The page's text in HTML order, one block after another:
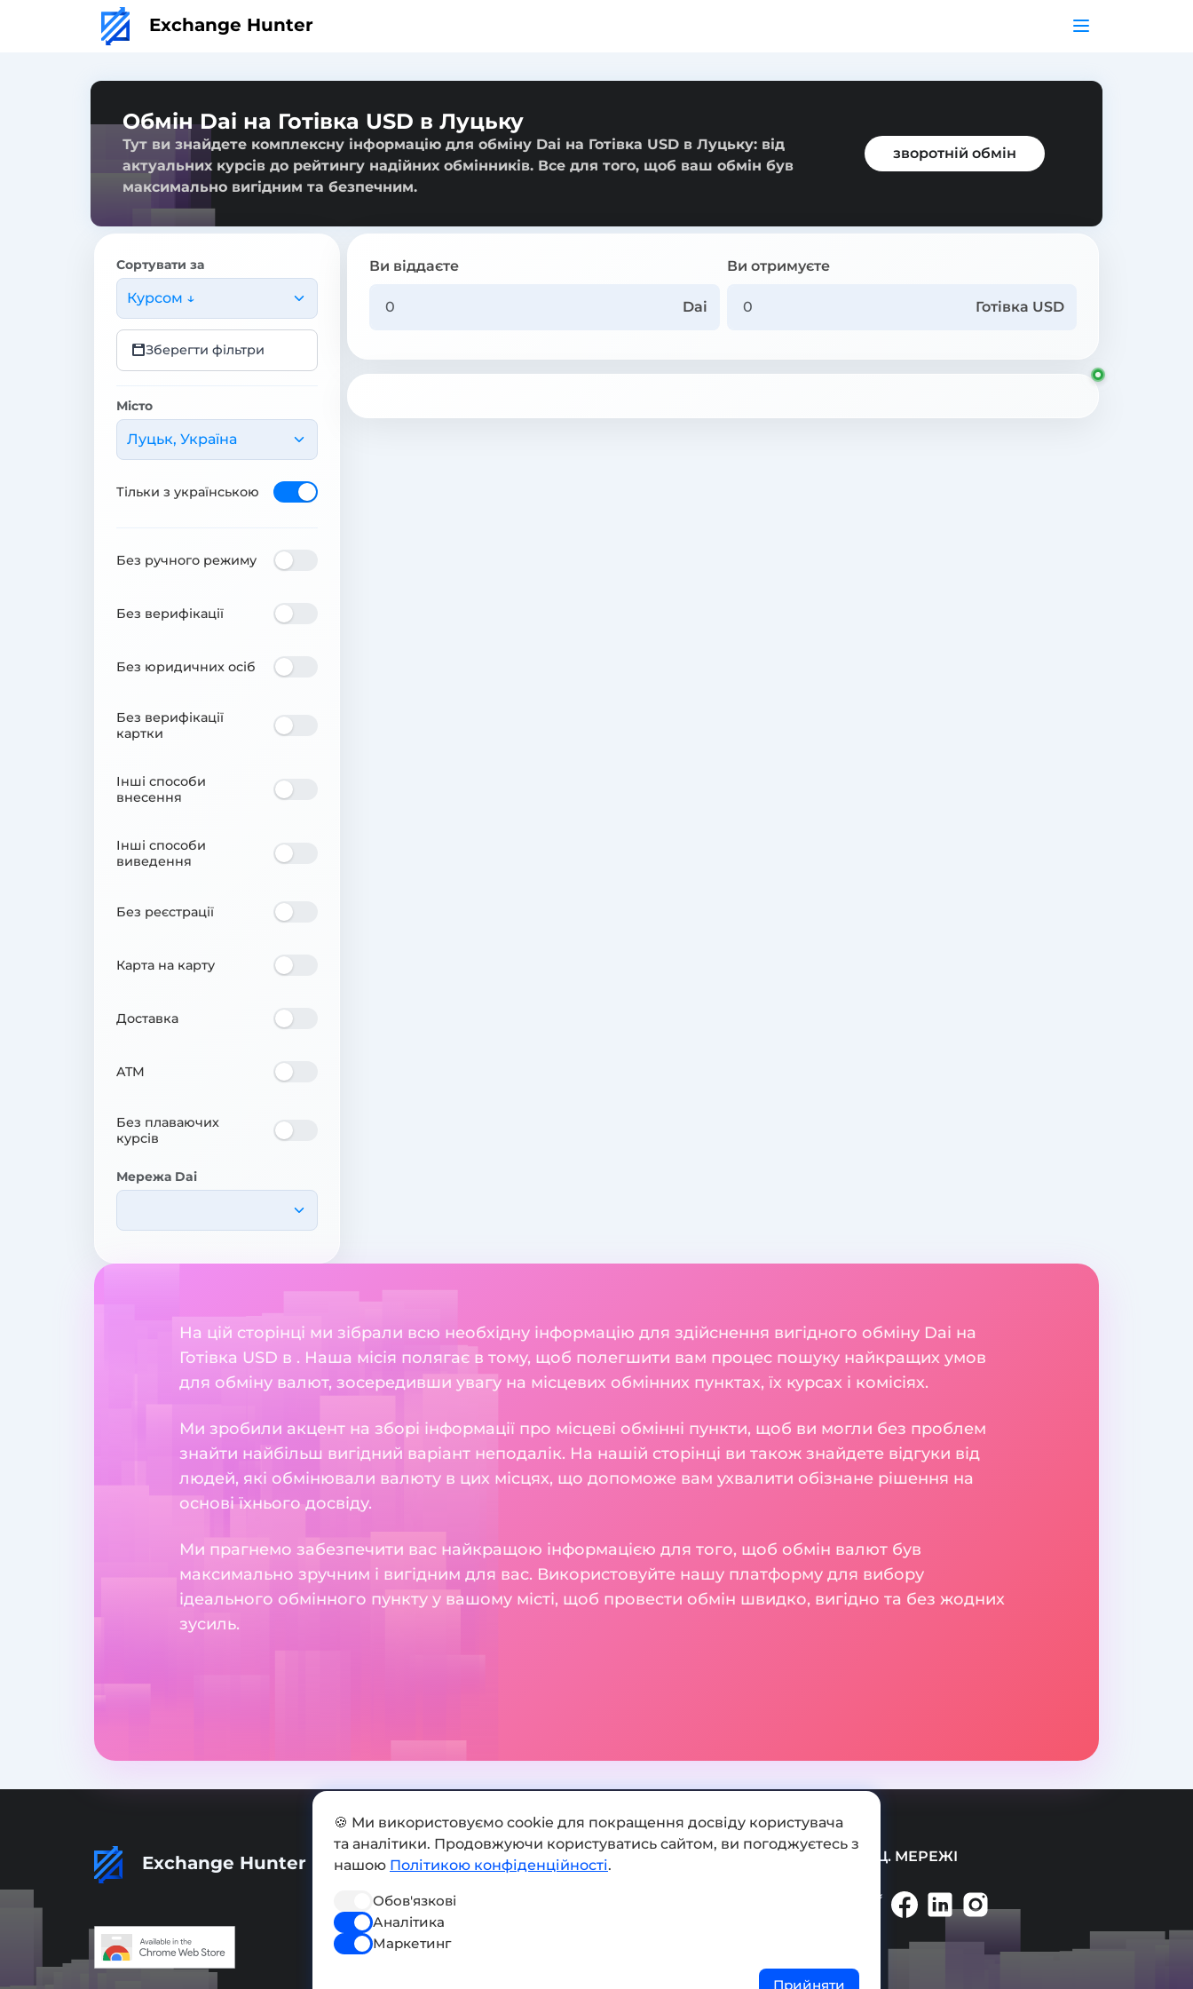
Exchange Hunter
Обмін Dai на Готівка USD в Луцьку
Тут ви знайдете комплексну інформацію для обміну Dai на Готівка USD в Луцьку: від
актуальних курсів до рейтингу надійних обмінників. Все для того, щоб ваш обмін був
максимально вигідним та безпечним.
зворотній обмін
Сортувати за
Курсом ↓
Зберегти фільтри
Місто
Луцьк, Україна
Тільки з українською
Без ручного режиму
Без верифікації
Без юридичних осіб
Без верифікації
картки
Інші способи
внесення
Інші способи
виведення
Без реєстрації
Карта на карту
Доставка
ATM
Без плаваючих
курсів
Мережа Dai
Ви віддаєте
Dai
Ви отримуєте
Готівка USD
На цій сторінці ми зібрали всю необхідну інформацію для здійснення вигідного обміну Dai на
Готівка USD в . Наша місія полягає в тому, щоб полегшити вам процес пошуку найкращих умов
для обміну валют, зосередивши увагу на місцевих обмінних пунктах, їх курсах і комісіях.
Ми зробили акцент на зборі інформації про місцеві обмінні пункти, щоб ви могли без проблем
знайти найбільш вигідний варіант неподалік. На нашій сторінці ви також знайдете відгуки від
людей, які обмінювали валюту в цих місцях, що допоможе вам ухвалити обізнане рішення на
основі їхнього досвіду.
Ми прагнемо забезпечити вас найкращою інформацією для того, щоб обмін валют був
максимально зручним і вигідним для вас. Використовуйте нашу платформу для вибору
ідеального обмінного пункту у вашому місті, щоб провести обмін швидко, вигідно та без жодних
зусиль.
Exchange Hunter Додати обмінник СОЦ. МЕРЕЖІ
🍪 Ми використовуємо cookie для покращення досвіду користувача
та аналітики. Продовжуючи користуватись сайтом, ви погоджуєтесь з
нашою Політикою конфіденційності.
Обов'язкові
Аналітика
Маркетинг
Прийняти